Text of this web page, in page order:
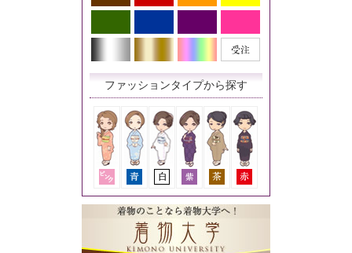
ファッションタイプから探す